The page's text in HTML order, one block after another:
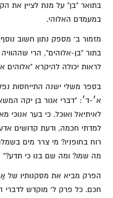
בתואר "בן" על מנת לציין את
במעמדם האלוהי.
מזמור ב' מספק נתון חשוב
בתור "בן-אלוהים", הרי
לראות יכולה להיקרא "אלוהים
בספר משלי ישנה התייחסות
א׳-ד׳: "דברי אגור בן יקה
לאיתיאל ואוכל. כי בער אנוכי
למדתי חכמה, ודעת קדושים
רוח בחופניו? מי צרר מים
מה שמו? ומה שם בנו כי תדע?"
הפרק מביא את מסקנותיו של
חכם. כל פרק ל' מוקדש לדברי